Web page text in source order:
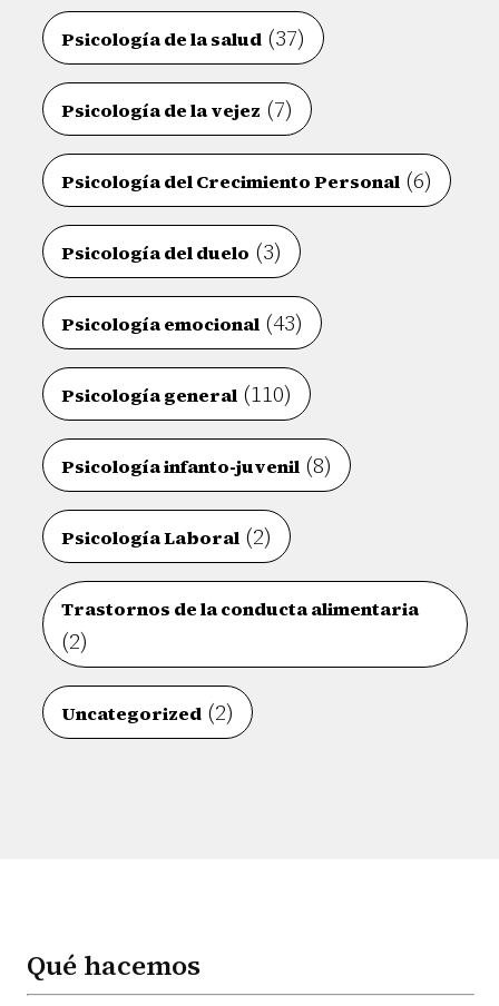
Psicología de la salud (37)
Psicología de la vejez (7)
Psicología del Crecimiento Personal (6)
Psicología del duelo (3)
Psicología emocional (43)
Psicología general (110)
Psicología infanto-juvenil (8)
Psicología Laboral (2)
Trastornos de la conducta alimentaria
(2)
Uncategorized (2)
Qué hacemos